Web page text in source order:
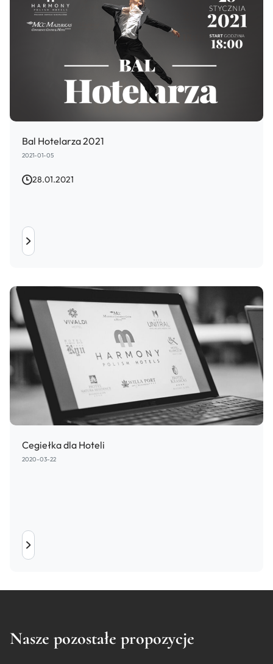
Bal Hotelarza 2021
2021-01-05
28.01.2021
Cegiełka dla Hoteli
2020-03-22
Nasze pozostałe propozycje